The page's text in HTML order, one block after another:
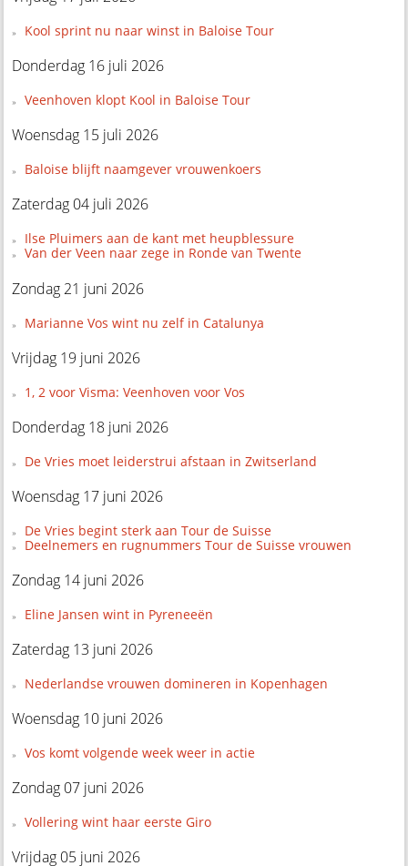
Kool sprint nu naar winst in Baloise Tour
Donderdag 16 juli 2026
Veenhoven klopt Kool in Baloise Tour
Woensdag 15 juli 2026
Baloise blijft naamgever vrouwenkoers
Zaterdag 04 juli 2026
Ilse Pluimers aan de kant met heupblessure
Van der Veen naar zege in Ronde van Twente
Zondag 21 juni 2026
Marianne Vos wint nu zelf in Catalunya
Vrijdag 19 juni 2026
1, 2 voor Visma: Veenhoven voor Vos
Donderdag 18 juni 2026
De Vries moet leiderstrui afstaan in Zwitserland
Woensdag 17 juni 2026
De Vries begint sterk aan Tour de Suisse
Deelnemers en rugnummers Tour de Suisse vrouwen
Zondag 14 juni 2026
Eline Jansen wint in Pyreneeën
Zaterdag 13 juni 2026
Nederlandse vrouwen domineren in Kopenhagen
Woensdag 10 juni 2026
Vos komt volgende week weer in actie
Zondag 07 juni 2026
Vollering wint haar eerste Giro
Vrijdag 05 juni 2026